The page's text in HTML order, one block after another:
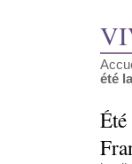
été